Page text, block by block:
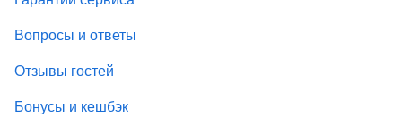
Вопросы и ответы
Отзывы гостей
Бонусы и кешбэк